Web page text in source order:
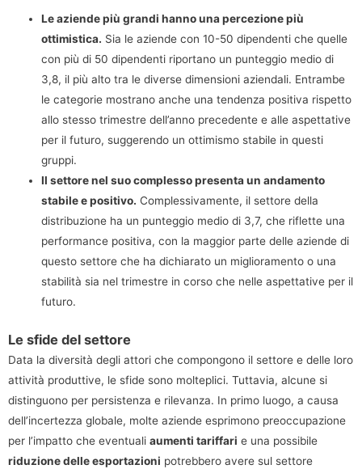
Le aziende più grandi hanno una percezione più
ottimistica. Sia le aziende con 10-50 dipendenti che quelle
con più di 50 dipendenti riportano un punteggio medio di
3,8, il più alto tra le diverse dimensioni aziendali. Entrambe
le categorie mostrano anche una tendenza positiva rispetto
allo stesso trimestre dell’anno precedente e alle aspettative
per il futuro, suggerendo un ottimismo stabile in questi
gruppi.
Il settore nel suo complesso presenta un andamento
stabile e positivo. Complessivamente, il settore della
distribuzione ha un punteggio medio di 3,7, che riflette una
performance positiva, con la maggior parte delle aziende di
questo settore che ha dichiarato un miglioramento o una
stabilità sia nel trimestre in corso che nelle aspettative per il
futuro.
Le sfide del settore
Data la diversità degli attori che compongono il settore e delle loro
attività produttive, le sfide sono molteplici. Tuttavia, alcune si
distinguono per persistenza e rilevanza. In primo luogo, a causa
dell’incertezza globale, molte aziende esprimono preoccupazione
per l’impatto che eventuali aumenti tariffari e una possibile
riduzione delle esportazioni potrebbero avere sul settore